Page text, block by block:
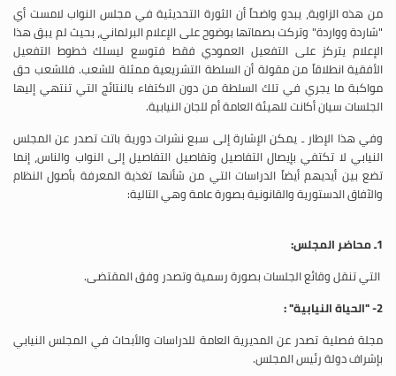
من هذه الزاوية، يبدو واضحاً أن الثورة التحديثية في مجلس النواب لامست أي
"شاردة وواردة" وتركت بصماتها بوضوح على الإعلام البرلماني، بحيث لم يبق هذا
الإعلام يتركز على التفعيل العمودي فقط فتوسع ليسلك خطوط التفعيل
الأفقية انطلاقاً من مقولة أن السلطة التشريعية ممثلة للشعب. فللشعب حق
مواكبة ما يجري في تلك السلطة من دون الاكتفاء بالنتائج التي تنتهي إليها
الجلسات سيان أكانت للهيئة العامة أم للجان النيابية.
وفي هذا الإطار ـ يمكن الإشارة إلى سبع نشرات دورية باتت تصدر عن المجلس
النيابي لا تكتفي بإيصال التفاصيل وتفاصيل التفاصيل إلى النواب والناس، إنما
تضع بين أيديهم أيضاً الدراسات التي من شأنها تغذية المعرفة بأصول النظام
والآفاق الدستورية والقانونية بصورة عامة وهي التالية:
1ـ محاضر المجلس:
التي تنقل وقائع الجلسات بصورة رسمية وتصدر وفق المقتضى.
2- "الحياة النيابية" :
مجلة فصلية تصدر عن المديرية العامة للدراسات والأبحاث في المجلس النيابي
بإشراف دولة رئيس المجلس.